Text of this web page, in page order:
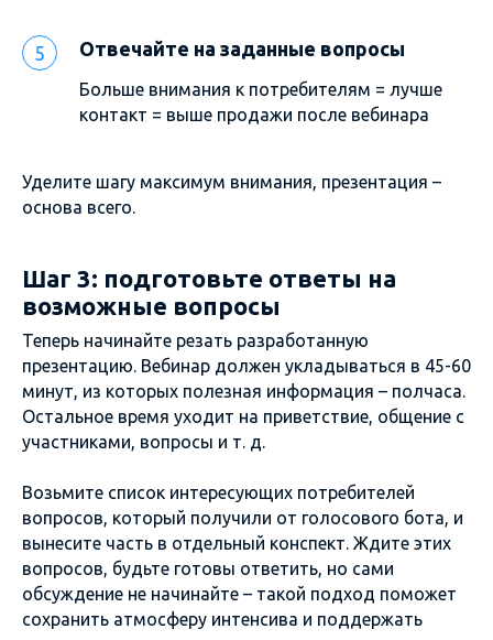
Отвечайте на заданные вопросы
Больше внимания к потребителям = лучше
контакт = выше продажи после вебинара
Уделите шагу максимум внимания, презентация –
основа всего.
Шаг 3: подготовьте ответы на
возможные вопросы
Теперь начинайте резать разработанную
презентацию. Вебинар должен укладываться в 45-60
минут, из которых полезная информация – полчаса.
Остальное время уходит на приветствие, общение с
участниками, вопросы и т. д.
Возьмите список интересующих потребителей
вопросов, который получили от голосового бота, и
вынесите часть в отдельный конспект. Ждите этих
вопросов, будьте готовы ответить, но сами
обсуждение не начинайте – такой подход поможет
сохранить атмосферу интенсива и поддержать